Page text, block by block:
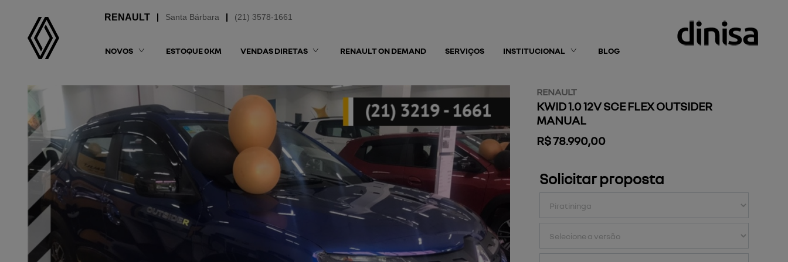
(21) 3578-1661
Santa Bárbara
NOVOS ESTOQUE 0KM VENDAS DIRETAS RENAULT ON DEMAND SERVIÇOS INSTITUCIONAL BLOG
RENAULT
KWID 1.0 12V SCE FLEX OUTSIDER
MANUAL
R$ 78.990,00
Solicitar proposta